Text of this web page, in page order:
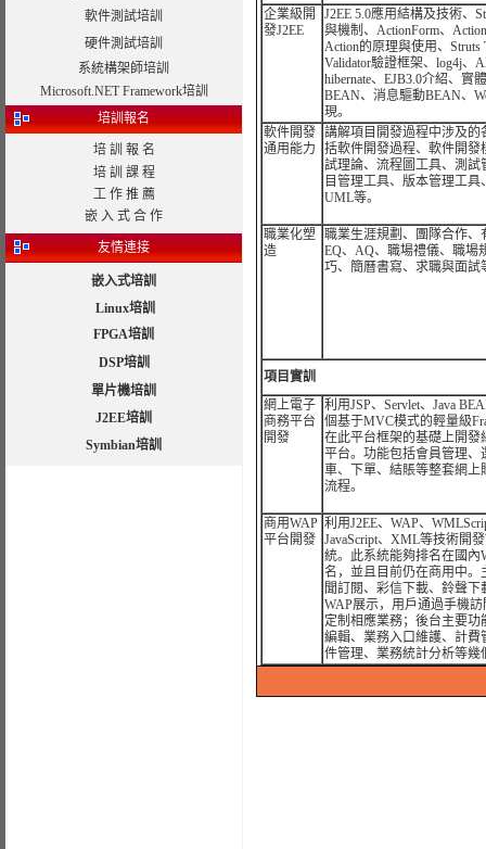
軟件測試培訓
硬件測試培訓
系統構架師培訓
Microsoft.NET Framework培訓
培訓報名
培 訓 報 名
培 訓 課 程
工 作 推 薦
嵌 入 式 合 作
友情連接
嵌入式培訓
Linux培訓
FPGA培訓
DSP培訓
單片機培訓
J2EE培訓
Symbian培訓
企業級開
發J2EE
J2EE 5.0應用結構及技術、
與機制、ActionForm、
Action的原理與使用、Struts
Validator驗證框架、log4j、
hibernate、EJB3.0介紹、實
BEAN、消息驅動BEAN、
現。
軟件開發
通用能力
講解項目開發過程中涉及的
括軟件開發過程、軟件開發
試理論、流程圖工具、測試
目管理工具、版本管理工具
UML等。
職業化塑
造
職業生涯規劃、團隊合作、
EQ、AQ、職場禮儀、職場
巧、簡曆書寫、求職與面試
項目實訓
網上電子
商務平台
開發
利用JSP、Servlet、Java
個基于MVC模式的輕量級
在此平台框架的基礎上開發
平台。功能包括會員管理、
車、下單、結賬等整套網上
流程。
商用WAP
平台開發
利用J2EE、WAP、
JavaScript、XML等技術開
統。此系統能夠排名在國內
名，並且目前仍在商用中。
聞訂閱、彩信下載、鈴聲下
WAP展示，用戶通過手機
定制相應業務；後台主要功
編輯、業務入口維護、計費
件管理、業務統計分析等幾